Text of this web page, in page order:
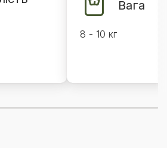
Вага
8 - 10 кг